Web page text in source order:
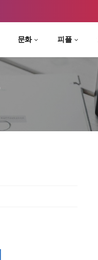
문화 피플